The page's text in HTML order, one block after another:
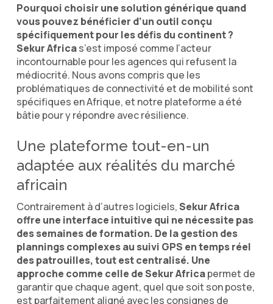
Pourquoi choisir une solution générique quand
vous pouvez bénéficier d’un outil conçu
spécifiquement pour les défis du continent ?
Sekur Africas’est imposé comme l’acteur
incontournable pour les agences qui refusent la
médiocrité. Nous avons compris que les
problématiques de connectivité et de mobilité sont
spécifiques en Afrique, et notre plateforme a été
bâtie pour y répondre avec résilience.
Une plateforme tout-en-un
adaptée aux réalités du marché
africain
Contrairement à d’autres logiciels,Sekur Africa
offre une interface intuitive qui ne nécessite pas
des semaines de formation. De la gestion des
plannings complexes au suivi GPS en temps réel
des patrouilles, tout est centralisé. Une
approche comme celle de Sekur Africapermet de
garantir que chaque agent, quel que soit son poste,
est parfaitement aligné avec les consignes de